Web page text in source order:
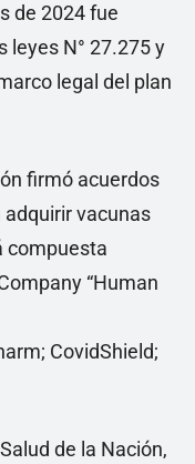
de 2024 fue
leyes N° 27.275 y
legal del plan
firmó acuerdos
vacunas
compuesta
“Human
CovidShield;
de la Nación,